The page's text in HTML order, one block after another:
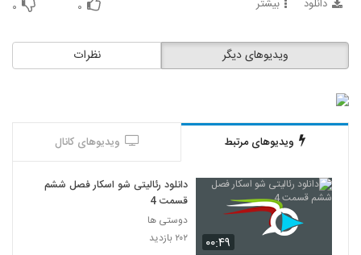
دانلود بیشتر ۰ ۰
نظرات ویدیوهای دیگر
ویدیوهای مرتبط ویدیوهای کانال
۰۰:۴۹
دانلود رئالیتی شو اسکار فصل ششم
قسمت 4
دوستی ها
۲۰۲ بازدید